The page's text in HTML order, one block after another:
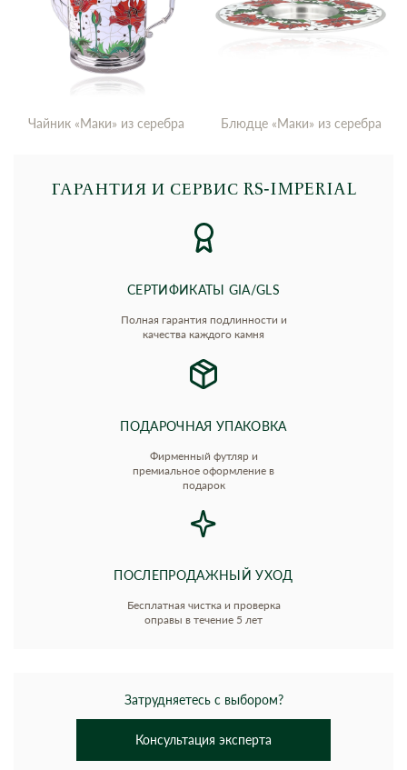
Чайник «Маки» из серебра Блюдце «Маки» из серебра
ГАРАНТИЯ И СЕРВИС RS‑IMPERIAL
СЕРТИФИКАТЫ GIA/GLS
Полная гарантия подлинности и
качества каждого камня
ПОДАРОЧНАЯ УПАКОВКА
Фирменный футляр и
премиальное оформление в
подарок
ПОСЛЕПРОДАЖНЫЙ УХОД
Бесплатная чистка и проверка
оправы в течение 5 лет
Затрудняетесь с выбором?
Консультация эксперта